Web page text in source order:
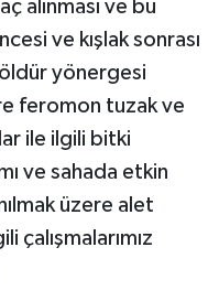
alınması ve bu
ve kışlak sonrası
yönergesi
feromon tuzak ve
ile ilgili bitki
ve sahada etkin
üzere alet
çalışmalarımız